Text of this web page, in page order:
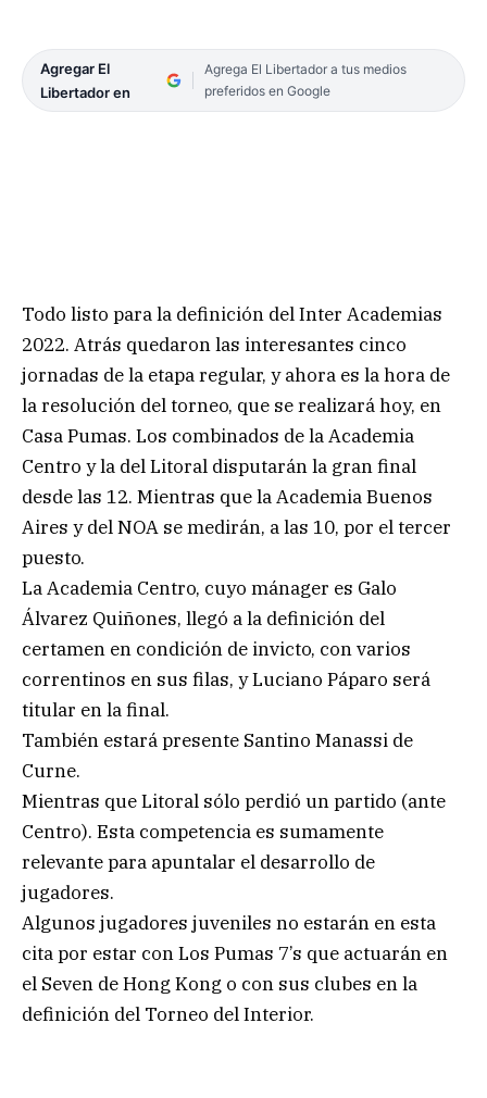
Agregar El
Libertador en
Agrega El Libertador a tus medios
preferidos en Google
Todo listo para la definición del Inter Academias
2022. Atrás quedaron las interesantes cinco
jornadas de la etapa regular, y ahora es la hora de
la resolución del torneo, que se realizará hoy, en
Casa Pumas. Los combinados de la Academia
Centro y la del Litoral disputarán la gran final
desde las 12. Mientras que la Academia Buenos
Aires y del NOA se medirán, a las 10, por el tercer
puesto.
La Academia Centro, cuyo mánager es Galo
Álvarez Quiñones, llegó a la definición del
certamen en condición de invicto, con varios
correntinos en sus filas, y Luciano Páparo será
titular en la final.
También estará presente Santino Manassi de
Curne.
Mientras que Litoral sólo perdió un partido (ante
Centro). Esta competencia es sumamente
relevante para apuntalar el desarrollo de
jugadores.
Algunos jugadores juveniles no estarán en esta
cita por estar con Los Pumas 7’s que actuarán en
el Seven de Hong Kong o con sus clubes en la
definición del Torneo del Interior.